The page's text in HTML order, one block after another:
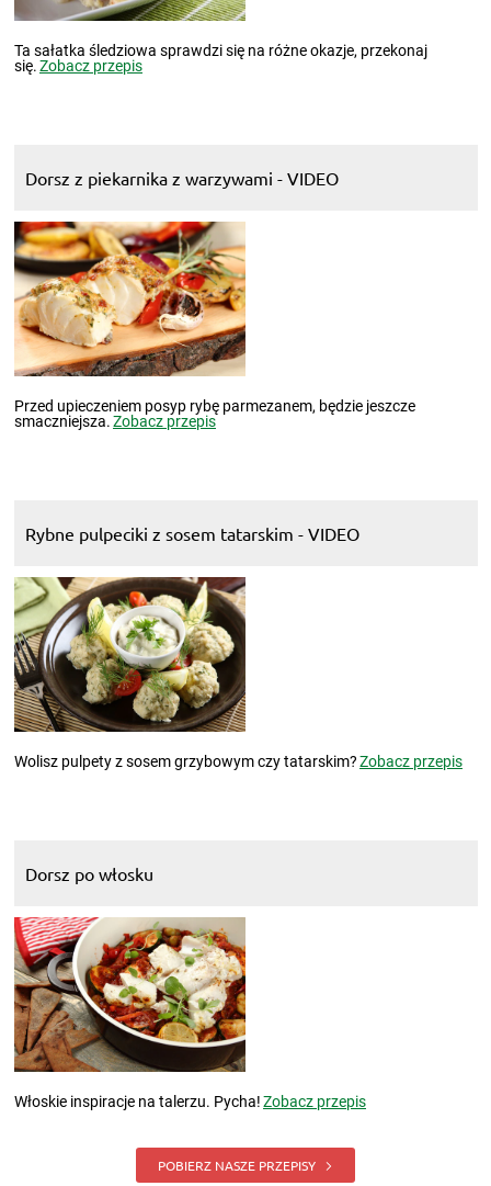
Ta sałatka śledziowa sprawdzi się na różne okazje, przekonaj
się.Zobacz przepis
Dorsz z piekarnika z warzywami - VIDEO
Przed upieczeniem posyp rybę parmezanem, będzie jeszcze
smaczniejsza.Zobacz przepis
Rybne pulpeciki z sosem tatarskim - VIDEO
Wolisz pulpety z sosem grzybowym czy tatarskim?Zobacz przepis
Dorsz po włosku
Włoskie inspiracje na talerzu. Pycha!Zobacz przepis
POBIERZ NASZE PRZEPISY